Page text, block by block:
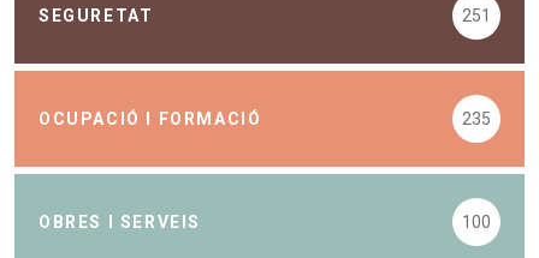
SEGURETAT 251
OCUPACIÓ I FORMACIÓ 235
OBRES I SERVEIS 100